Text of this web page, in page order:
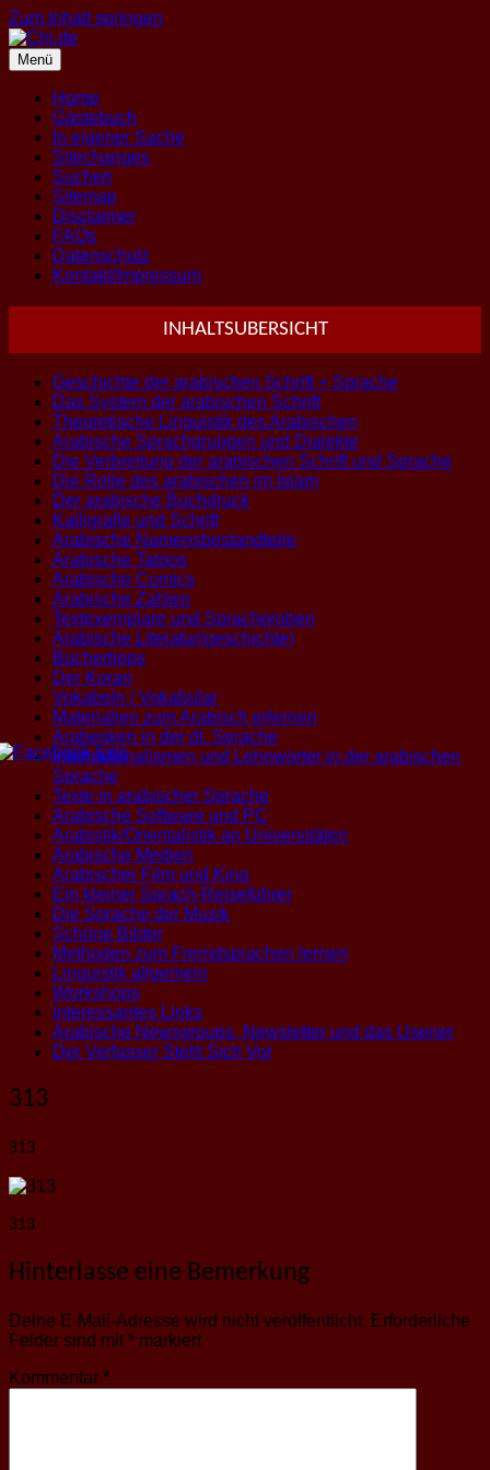
Zum Inhalt springen
Menü
Home
Gästebuch
In eigener Sache
Sitechanges
Suchen
Sitemap
Disclaimer
FAQs
Datenschutz
Kontakt/Impressum
INHALTSUBERSICHT
Geschichte der arabischen Schrift + Sprache
Das System der arabischen Schrift
Theoretische Linguistik des Arabischen
Arabische Sprachgruppen und Dialekte
Die Verbreitung der arabischen Schrift und Sprache
Die Rolle des arabischen im Islam
Der arabische Buchdruck
Kalligrafie und Schrift
Arabische Namensbestandteile
Arabische Tatoos
Arabische Comics
Arabische Zahlen
Textexemplare und Sprachproben
Arabische Literatur(geschichte)
Büchertipps
Der Koran
Vokabeln / Vokabular
Materialien zum Arabisch erlernen
Arabesken in der dt. Sprache
Internationalismen und Lehnwörter in der arabischen
Sprache
Texte in arabischer Sprache
Arabische Software und PC
Arabistik/Orientalistik an Universitäten
Arabische Medien
Arabischer Film und Kino
Ein kleiner Sprach-Reiseführer
Die Sprache der Musik
Schöne Bilder
Methoden zum Fremdsprachen lernen
Linguistik allgemein
Workshops
Interessantes Links
Arabische Newsgroups, Newsletter und das Usenet
Der Verfasser Stellt Sich Vor
313
313
313
Hinterlasse eine Bemerkung
Deine E-Mail-Adresse wird nicht veröffentlicht. Erforderliche
Felder sind mit * markiert
Kommentar *